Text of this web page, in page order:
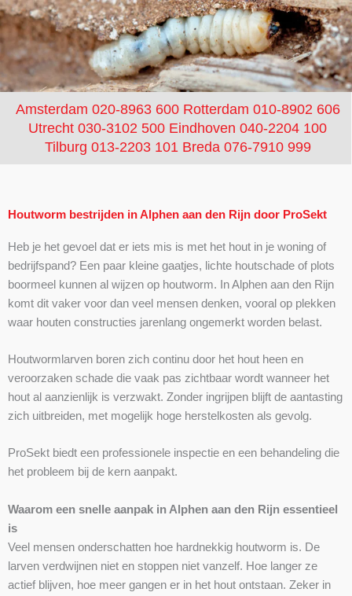
Amsterdam 020-8963 600 Rotterdam 010-8902 606
Utrecht 030-3102 500 Eindhoven 040-2204 100
Tilburg 013-2203 101 Breda 076-7910 999
Houtworm bestrijden in Alphen aan den Rijn door ProSekt
Heb je het gevoel dat er iets mis is met het hout in je woning of
bedrijfspand? Een paar kleine gaatjes, lichte houtschade of plots
boormeel kunnen al wijzen op houtworm. In Alphen aan den Rijn
komt dit vaker voor dan veel mensen denken, vooral op plekken
waar houten constructies jarenlang ongemerkt worden belast.
Houtwormlarven boren zich continu door het hout heen en
veroorzaken schade die vaak pas zichtbaar wordt wanneer het
hout al aanzienlijk is verzwakt. Zonder ingrijpen blijft de aantasting
zich uitbreiden, met mogelijk hoge herstelkosten als gevolg.
ProSekt biedt een professionele inspectie en een behandeling die
het probleem bij de kern aanpakt.
Waarom een snelle aanpak in Alphen aan den Rijn essentieel
is
Veel mensen onderschatten hoe hardnekkig houtworm is. De
larven verdwijnen niet en stoppen niet vanzelf. Hoe langer ze
actief blijven, hoe meer gangen er in het hout ontstaan. Zeker in